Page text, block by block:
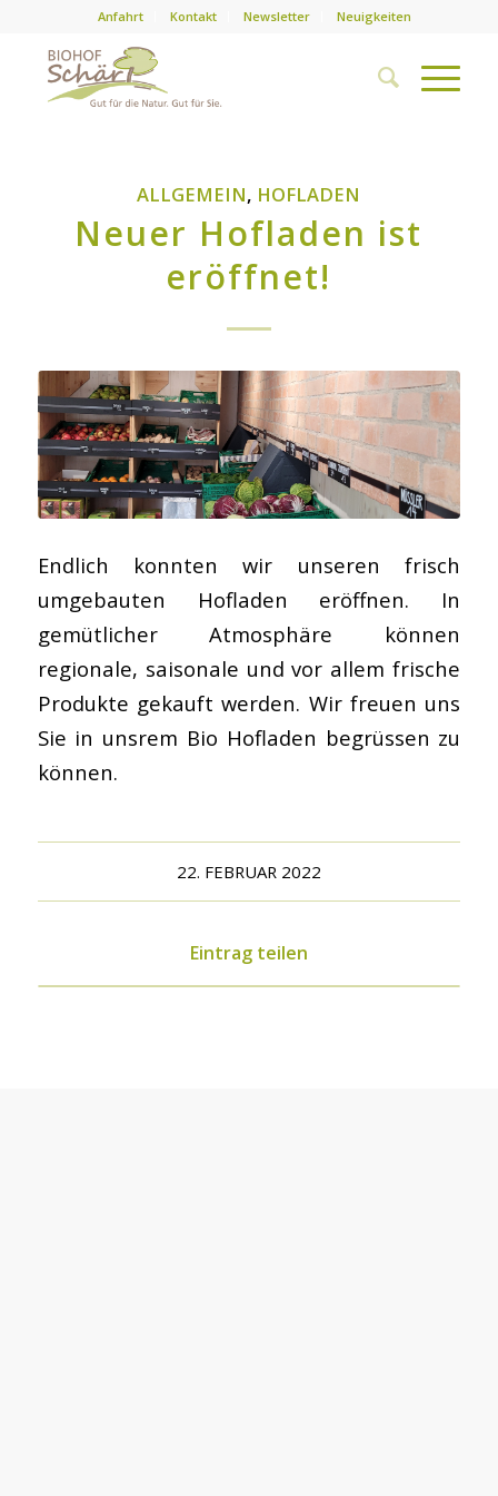
Anfahrt Kontakt Newsletter Neuigkeiten
ALLGEMEIN, HOFLADEN
Neuer Hofladen ist
eröffnet!
Endlich konnten wir unseren frisch
umgebauten Hofladen eröffnen. In
gemütlicher Atmosphäre können
regionale, saisonale und vor allem frische
Produkte gekauft werden. Wir freuen uns
Sie in unsrem Bio Hofladen begrüssen zu
können.
22. FEBRUAR 2022
Eintrag teilen